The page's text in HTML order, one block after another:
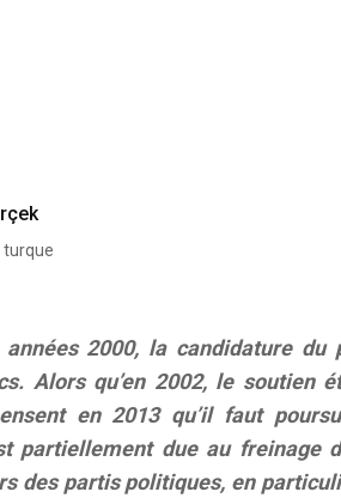
2000, la candidature du
Alors qu’en 2002, le soutien
en 2013 qu’il faut
partiellement due au freinage
des partis politiques, en